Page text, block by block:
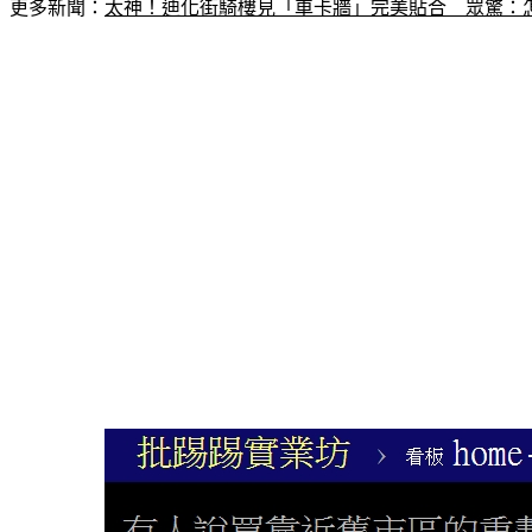
更多新聞： 太神！迪化街騎樓見「車卡牆」完美貼合　眾驚：